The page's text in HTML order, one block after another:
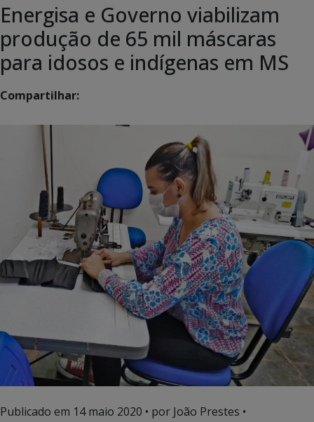
Energisa e Governo viabilizam
produção de 65 mil máscaras
para idosos e indígenas em MS
Compartilhar:
Publicado em 14 maio 2020 • por João Prestes •